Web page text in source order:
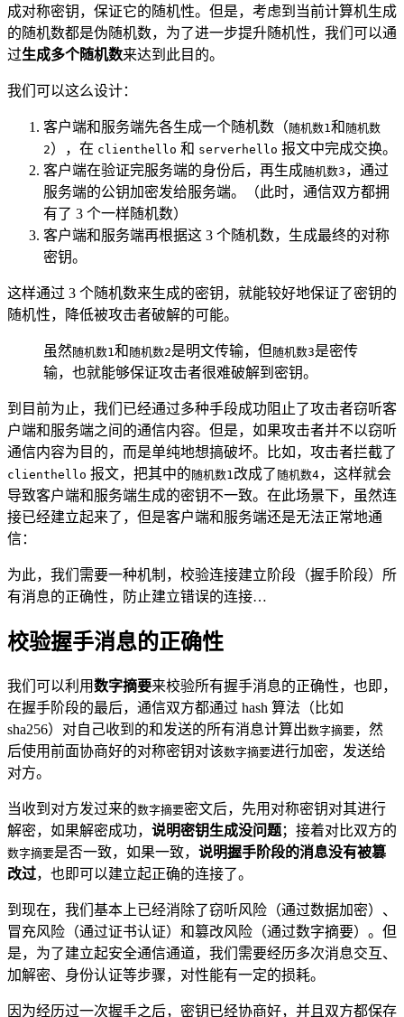
成对称密钥，保证它的随机性。但是，考虑到当前计算机生成
的随机数都是伪随机数，为了进一步提升随机性，我们可以通
过生成多个随机数来达到此目的。
我们可以这么设计：
客户端和服务端先各生成一个随机数（随机数1 和 随机数
2），在 clienthello 和 serverhello 报文中完成交换。
客户端在验证完服务端的身份后，再生成随机数3 ，通过
服务端的公钥加密发给服务端。（此时，通信双方都拥
有了 3 个一样随机数）
客户端和服务端再根据这 3 个随机数，生成最终的对称
密钥。
这样通过 3 个随机数来生成的密钥，就能较好地保证了密钥的
随机性，降低被攻击者破解的可能。
虽然随机数1 和 随机数2是明文传输，但随机数3是密传
输，也就能够保证攻击者很难破解到密钥。
到目前为止，我们已经通过多种手段成功阻止了攻击者窃听客
户端和服务端之间的通信内容。但是，如果攻击者并不以窃听
通信内容为目的，而是单纯地想搞破坏。比如，攻击者拦截了
clienthello 报文，把其中的随机数1 改成了 随机数4，这样就会
导致客户端和服务端生成的密钥不一致。在此场景下，虽然连
接已经建立起来了，但是客户端和服务端还是无法正常地通
信：
为此，我们需要一种机制，校验连接建立阶段（握手阶段）所
有消息的正确性，防止建立错误的连接…
校验握手消息的正确性
我们可以利用数字摘要来校验所有握手消息的正确性，也即，
在握手阶段的最后，通信双方都通过 hash 算法（比如
sha256）对自己收到的和发送的所有消息计算出数字摘要，然
后使用前面协商好的对称密钥对该数字摘要进行加密，发送给
对方。
当收到对方发过来的数字摘要密文后，先用对称密钥对其进行
解密，如果解密成功， 说明密钥生成没问题；接着对比双方的
数字摘要是否一致，如果一致， 说明握手阶段的消息没有被篡
改过，也即可以建立起正确的连接了。
到现在，我们基本上已经消除了窃听风险（通过数据加密）、
冒充风险（通过证书认证）和篡改风险（通过数字摘要）。但
是，为了建立起安全通信通道，我们需要经历多次消息交互、
加解密、身份认证等步骤，对性能有一定的损耗。
因为经历过一次握手之后，密钥已经协商好，并且双方都保存